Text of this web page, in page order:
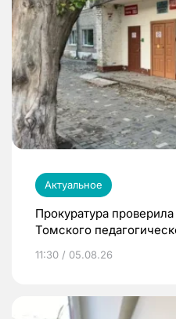
Актуальное
Прокуратура
Томского
11:30 / 05.08.26